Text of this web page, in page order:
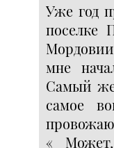
Уже год
поселке
мне
Самый
самое
«